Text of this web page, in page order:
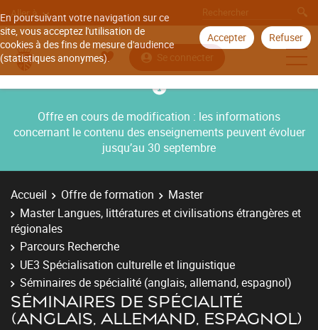
En poursuivant votre navigation sur ce
site, vous acceptez l'utilisation de
cookies à des fins de mesure d'audience
(statistiques anonymes).
Accepter Refuser
Aller à
Se connecter
Offre en cours de modification : les informations
concernant le contenu des enseignements peuvent évoluer
jusqu’au 30 septembre
Accueil Offre de formation
Master
Master Langues, littératures et civilisations étrangères et
régionales
Parcours Recherche
UE3 Spécialisation culturelle et linguistique
Séminaires de spécialité (anglais, allemand, espagnol)
SÉMINAIRES DE SPÉCIALITÉ
(ANGLAIS, ALLEMAND, ESPAGNOL)